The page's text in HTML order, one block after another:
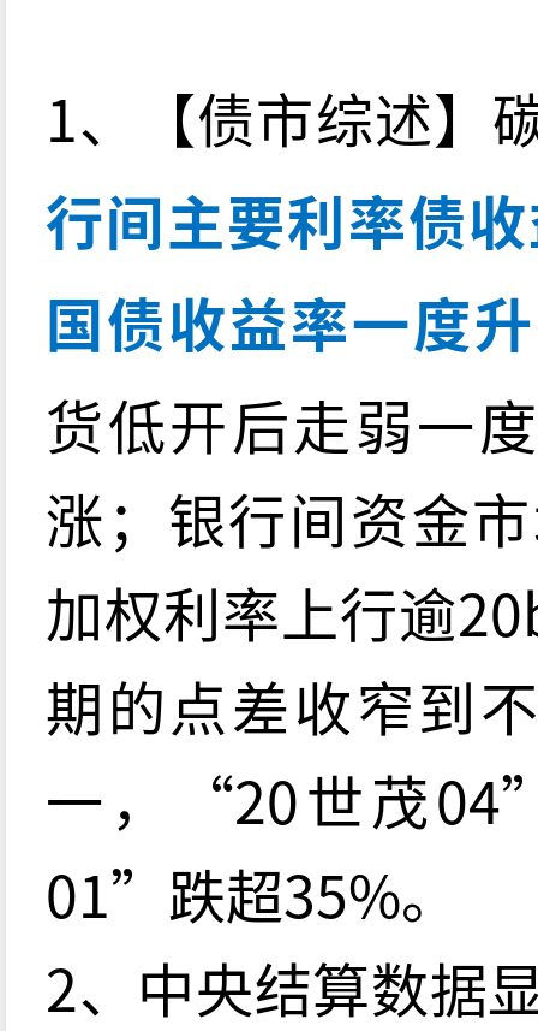
1、【债市综述】
行间主要利率债
国债收益率一度
货低开后走弱一
涨；银行间资金
加权利率上行逾
期的点差收窄到
一，“20世茂
01”跌超35%。
2、中央结算数据